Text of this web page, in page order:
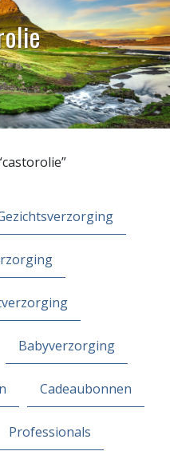
Babyverzorging
Cadeaubonnen
Professionals